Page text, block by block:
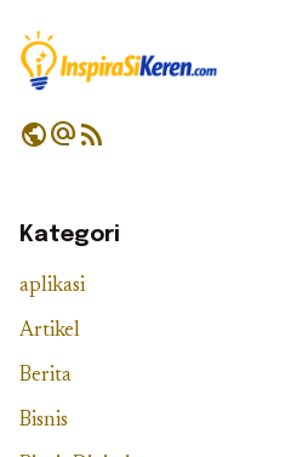
publicalternate_emailrss_feed
Kategori
aplikasi
Artikel
Berita
Bisnis